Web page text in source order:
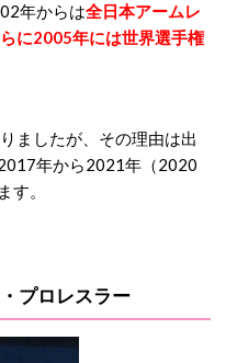
年からは全日本アームレ
に2005年には世界選手権
ましたが、その理由は出
年から2021年（2020
す。
プロレスラー